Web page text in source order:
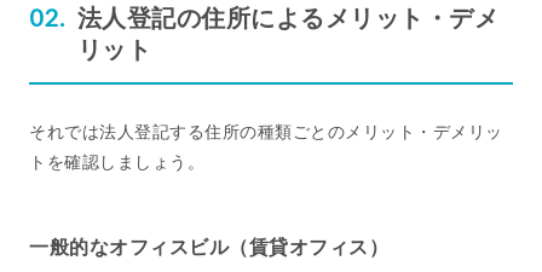
法人登記の住所によるメリット・デメ
リット
それでは法人登記する住所の種類ごとのメリット・デメリッ
トを確認しましょう。
一般的なオフィスビル（賃貸オフィス）